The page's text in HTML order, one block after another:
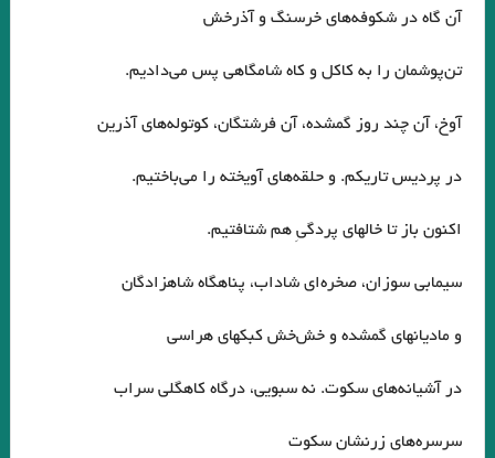
آن گاه در شكوفه‌هاي خرسنگ و آذرخش
تن‌پوشمان را به كاكل و كاه شامگاهي پس مي‌داديم.
آوخ، آن چند روز گمشده، آن فرشتگان، كوتوله‌هاي آذرين
در پرديس تاريكم. و حلقه‌هاي آويخته را مي‌باختيم.
اكنون باز تا خالهاي پردگيِ هم شتافتيم.
سيمابي سوزان، صخره‌اي شاداب، پناهگاه شاهزادگان
و ماديانهاي گمشده و خش‌خش كبكهاي هراسي
در آشيانه‌هاي سكوت. نه سبويي، درگاه كاهگلي سراب
سرسره‌هاي زرنشان سكوت